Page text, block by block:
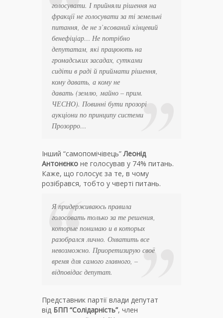
голосувати. І прийняли рішення на
фракції не голосувати за ті земельні
питання, де не з’ясований кінцевий
бенефіціар… Не потрібно
депутатам, які працюють на
громадських засадах, сутками
сидіти в раді й приймати рішення,
кому давать, а кому не
давать (землю, майно – прим.
ЧЕСНО). Повинні бути прозорі
аукціони по принципу системи
Прозорро…
Інший “самопомічівець”Леонід
Антонєнко не голосував у 74% питань.
Каже, що голосує за те, в чому
розібрався, тобто у чверті питань.
Я придерживаюсь правила
голосовать только за те решения,
которые понимаю и в которых
разобрался лично. Охватить все
невозможно. Приоретизирую своё
время для самого главного, –
відповідає депутат.
Представник партії влади депутат
від БПП “Солідарність”, член